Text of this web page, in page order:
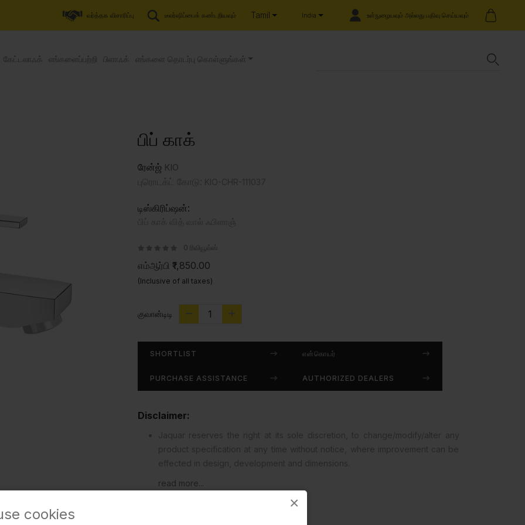
×
cookies
வர்த்தக விசாரிப்பு டீலர்ஷிப்பைக் கண்டறியவும் Tamil India உள்நுழையவும் அல்லது பதிவு செய்யவும்
கேட்டலாஃக் எங்களைப்பற்றி பிளாஃக் எங்களை தொடர்பு கொள்ளுங்கள்
பிப் காக்
ரேன்ஜ் KIO
டிஸ்கிரிப்ஷன்:
0 ரிவியூவ்ஸ்
எம்ஆர்பி ₹1,850.00
(Inclusive of all taxes)
குவான்டிடி
SHORTLIST என்கொயர்
PURCHASE ASSISTANCE AUTHORIZED DEALERS
Disclaimer:
read more...